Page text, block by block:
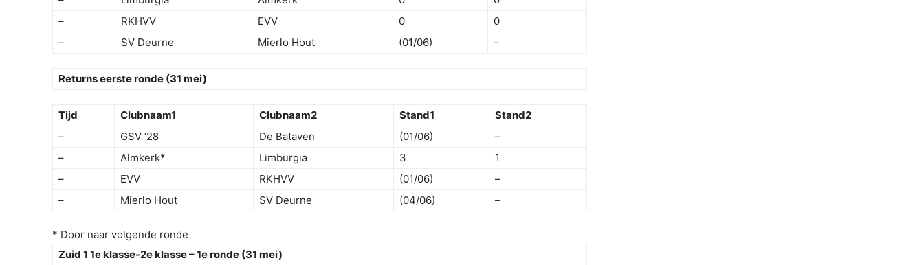
–
RKHVV EVV 0
0
–
SV Deurne Mierlo Hout (01/06) –
Returns eerste ronde (31 mei)
Tijd Clubnaam1 Clubnaam2 Stand1
Stand2
–
GSV ’28 De Bataven (01/06)
–
–
Almkerk* Limburgia 3
1
–
EVV RKHVV (01/06)
–
–
Mierlo Hout SV Deurne (04/06) –
* Door naar volgende ronde
Zuid 1 1e klasse-2e klasse – 1e ronde (31 mei)